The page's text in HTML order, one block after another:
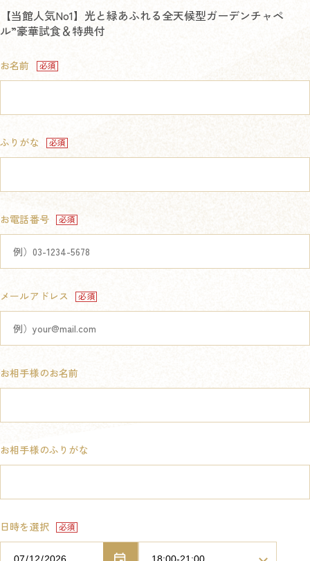
【当館人気No1】光と緑あふれる全天候型ガーデンチャペ
ル”豪華試食＆特典付
お名前
ふりがな
お電話番号
メールアドレス
お相手様のお名前
お相手様のふりがな
日時を選択